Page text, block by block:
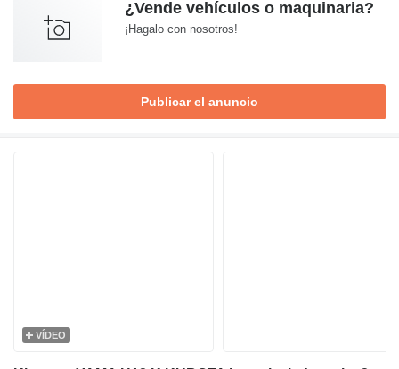
¿Vende vehículos o maquinaria?
¡Hagalo con nosotros!
Publicar el anuncio
VÍDEO